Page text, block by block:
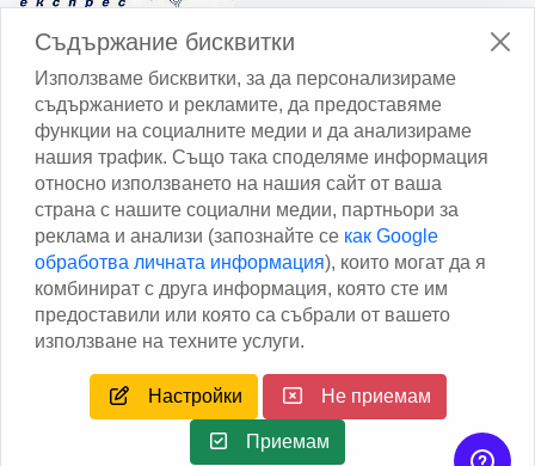
Изчисли доставката с Еконт
Изчисли доставката със Спиди
Facebook
Съдържание бисквитки
Използваме бисквитки, за да персонализираме
съдържанието и рекламите, да предоставяме
функции на социалните медии и да анализираме
нашия трафик. Също така споделяме информация
относно използването на нашия сайт от ваша
страна с нашите социални медии, партньори за
реклама и анализи (запознайте се как Google
обработва личната информация), които могат да я
комбинират с друга информация, която сте им
предоставили или която са събрали от вашето
използване на техните услуги.
Настройки Не приемам
Приемам
Copyright © 2013 - 2026Дейтаком ООДAuthor
rights reserved.